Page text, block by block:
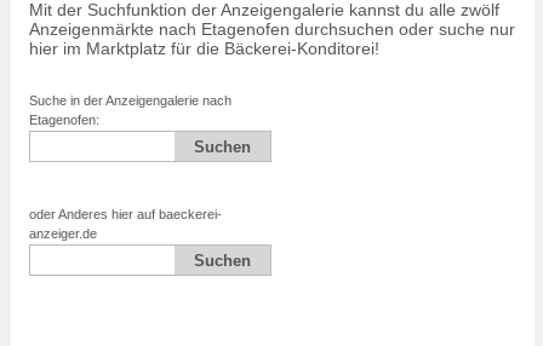
Mit der Suchfunktion der Anzeigengalerie kannst du alle zwölf
Anzeigenmärkte nach Etagenofen durchsuchen oder suche nur
hier im Marktplatz für die Bäckerei-Konditorei!
Suche in der Anzeigengalerie nach
Etagenofen:
oder Anderes hier auf baeckerei-
anzeiger.de